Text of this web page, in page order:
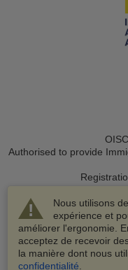
Nous utilisons
expérience et
améliorer l'ergonomie.
acceptez de recevoir
la manière dont nous
confidentialité
Authorised to provide
© 2003-2026